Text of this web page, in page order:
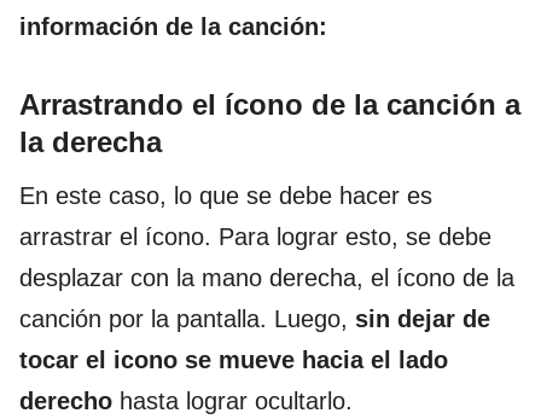
información de la canción:
Arrastrando el ícono de la canción a
la derecha
En este caso, lo que se debe hacer es
arrastrar el ícono. Para lograr esto, se debe
desplazar con la mano derecha, el ícono de la
canción por la pantalla. Luego, sin dejar de
tocar el icono se mueve hacia el lado
derecho hasta lograr ocultarlo.